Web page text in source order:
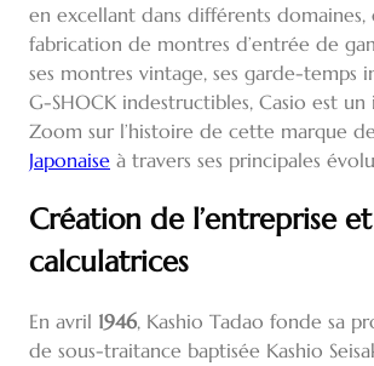
en excellant dans différents
fabrication de montres d’entrée de
ses montres vintage, ses garde-temps
G-SHOCK indestructibles, Casio est
Zoom sur l’histoire de cette marque de
Japonaise à travers ses principales
Création de l’entreprise et
calculatrices
En avril 1946, Kashio Tadao fonde sa
de sous-traitance baptisée Kashio